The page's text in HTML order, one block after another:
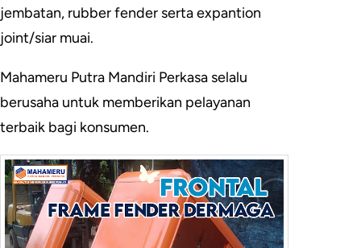
jembatan, rubber fender serta expantion
joint/siar muai.
Mahameru Putra Mandiri Perkasa selalu
berusaha untuk memberikan pelayanan
terbaik bagi konsumen.